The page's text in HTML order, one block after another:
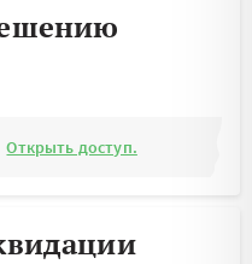
Открыть доступ.